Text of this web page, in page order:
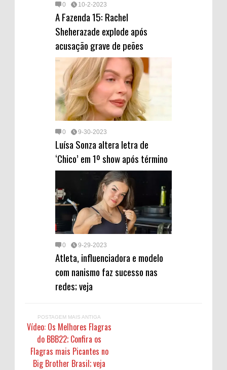
0 10-2-2023
A Fazenda 15: Rachel
Sheherazade explode após
acusação grave de peões
0 9-30-2023
Luísa Sonza altera letra de
‘Chico’ em 1º show após término
0 9-29-2023
Atleta, influenciadora e modelo
com nanismo faz sucesso nas
redes; veja
POSTAGEM MAIS ANTIGA
Vídeo: Os Melhores Flagras
do BBB22; Confira os
Flagras mais Picantes no
Big Brother Brasil; veja